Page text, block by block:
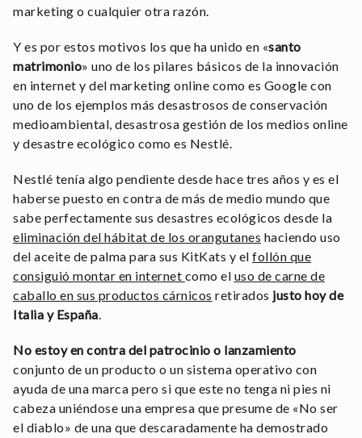
marketing o cualquier otra razón.
Y es por estos motivos los que ha unido en «santo
matrimonio» uno de los pilares básicos de la innovación
en internet y del marketing online como es Google con
uno de los ejemplos más desastrosos de conservación
medioambiental, desastrosa gestión de los medios online
y desastre ecológico como es Nestlé.
Nestlé tenía algo pendiente desde hace tres años y es el
haberse puesto en contra de más de medio mundo que
sabe perfectamente sus desastres ecológicos desde la
eliminación del hábitat de los orangutanes haciendo uso
del aceite de palma para sus KitKats y el follón que
consiguió montar en internet como el uso de carne de
caballo en sus productos cárnicos retirados justo hoy de
Italia y España.
No estoy en contra del patrocinio o lanzamiento
conjunto de un producto o un sistema operativo con
ayuda de una marca pero si que este no tenga ni pies ni
cabeza uniéndose una empresa que presume de «No ser
el diablo» de una que descaradamente ha demostrado